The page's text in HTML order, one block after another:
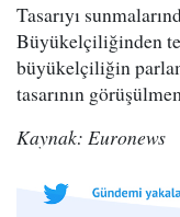
Tasarıyı
Büyükelçiliğinden
büyükelçiliğin
tasarının
Kaynak: Euronews